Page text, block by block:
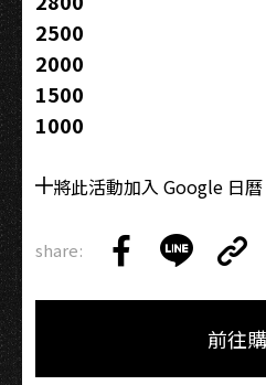
2500
2000
1500
1000
將此活動加入 Google 日曆
share:
on
on
Link
Copy
前往